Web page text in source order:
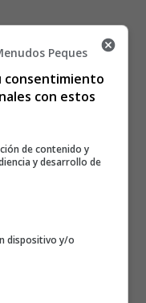
Primaria,
imprimir
Peques
consentimiento
con estos
de contenido y
y desarrollo de
dispositivo y/o